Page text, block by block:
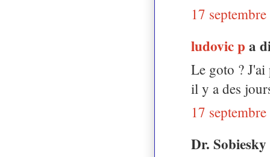
17
ludovic p a
Le goto ? J'ai
il y a des
17
Dr.